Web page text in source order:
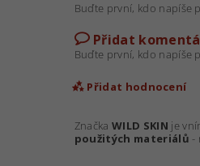
Buďte první, kdo napíše
Přidat
Buďte první, kdo napíše
Přidat hodnocení
ZnačkaWILD SKIN je
použitých materiálů -